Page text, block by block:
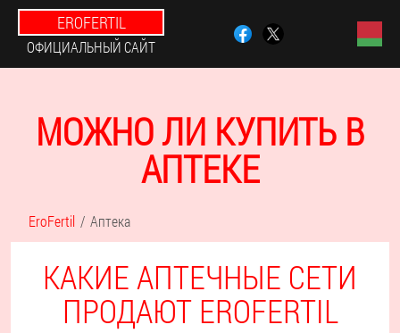
EROFERTIL
ОФИЦИАЛЬНЫЙ САЙТ
МОЖНО ЛИ КУПИТЬ В
АПТЕКЕ
EroFertil Аптека
КАКИЕ АПТЕЧНЫЕ СЕТИ
ПРОДАЮТ EROFERTIL